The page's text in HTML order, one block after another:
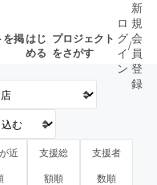
を掲はじ
める
プロジェクト
をさがす
終了が近いプ
ジェクト
もうすぐ公開
されます
ロ
グ
イ
ン
/
新
規
会
員
登
録
近
支援総
額順
支援者
数順